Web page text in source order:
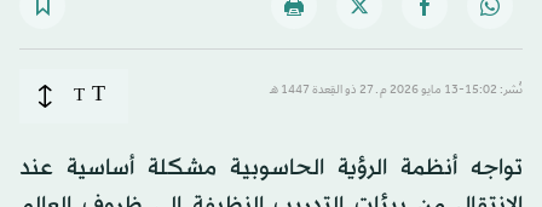
نُشر: 15:02-13 مايو 2026 م ـ 27 ذو القِعدة 1447 هـ T
T
تواجه أنظمة الرؤية الحاسوبية مشكلة أساسية عند